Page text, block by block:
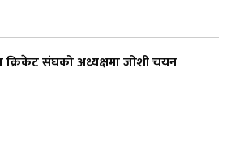
क्रिकेट संघको अध्यक्षमा जोशी चयन